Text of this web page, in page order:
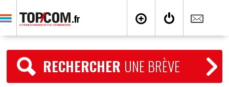
RECHERCHER UNE BRÈVE